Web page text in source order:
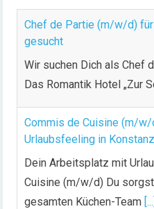
Chef de Partie (m/w/d)
gesucht
Wir suchen Dich als Chef
Das Romantik Hotel „Zur
Commis de Cuisine (m/
Urlaubsfeeling in Konstanz
Dein Arbeitsplatz mit
Cuisine (m/w/d) Du
gesamten Küchen-Team [...]